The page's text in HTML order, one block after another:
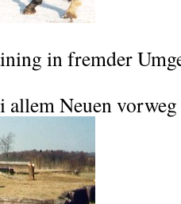
in fremder
allem Neuen